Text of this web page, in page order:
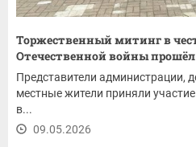
Торжественный митинг в
Отечественной войны прошёл
Представители администрации,
местные жители приняли
в...
09.05.2026